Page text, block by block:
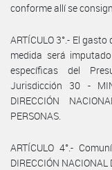
conforme allí se
ARTÍCULO 3°.- El
medida será
específicas del
Jurisdicción 30 -
DIRECCIÓN
PERSONAS.
ARTÍCULO 4°.-
DIRECCIÓN NACIONAL